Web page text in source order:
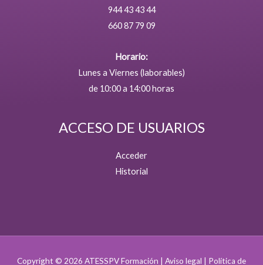
944 43 43 44
660 87 79 09
Horario:
Lunes a Viernes (laborables)
de 10:00 a 14:00 horas
ACCESO DE USUARIOS
Acceder
Historial
Copyright © 2026 ATESSPV Formación | Aviso legal Política de